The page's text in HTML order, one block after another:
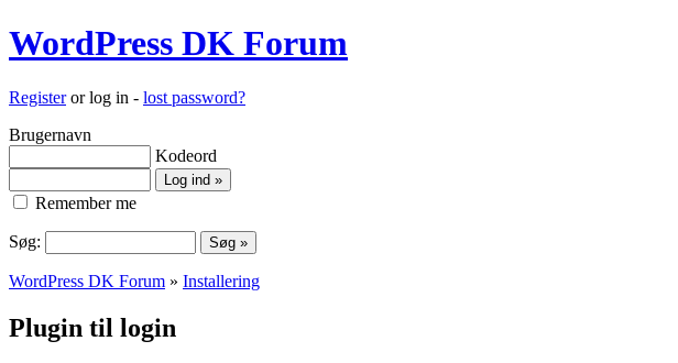
WordPress DK Forum
Registeror log in - lost password?
Brugernavn
Kodeord
Remember me
Søg:
WordPress DK Forum » Installering
Plugin til login